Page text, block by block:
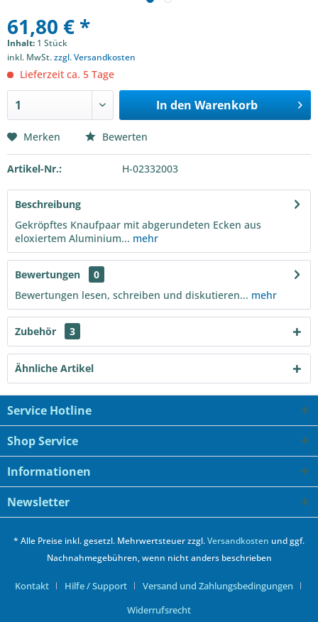
61,80 € *
Inhalt: 1 Stück
inkl. MwSt.zzgl. Versandkosten
Lieferzeit ca. 5 Tage
In den Warenkorb
Merken Bewerten
Artikel-Nr.: H-02332003
Beschreibung
Gekröpftes Knaufpaar mit abgerundeten Ecken aus
eloxiertem Aluminium... mehr
Bewertungen
0
Bewertungen lesen, schreiben und diskutieren... mehr
Zubehör 3
Ähnliche Artikel
Service Hotline
Shop Service
Informationen
Newsletter
* Alle Preise inkl. gesetzl. Mehrwertsteuer zzgl.Versandkosten und ggf.
Nachnahmegebühren, wenn nicht anders beschrieben
Kontakt Hilfe / Support
Versand und Zahlungsbedingungen
Widerrufsrecht